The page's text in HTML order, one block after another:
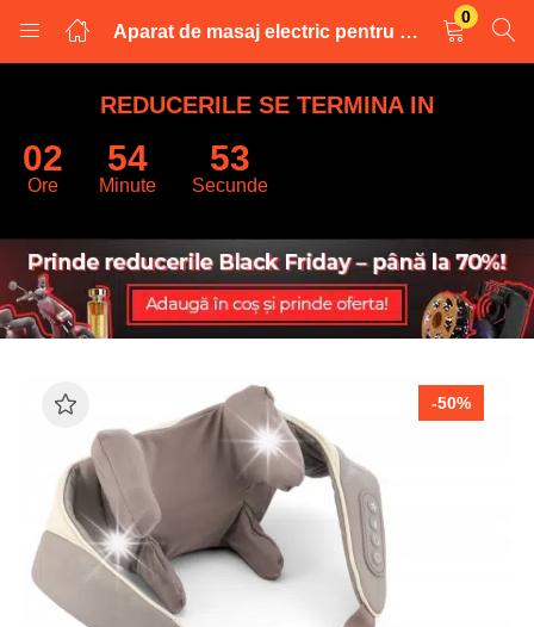
Aparat de masaj electric pentru gat si umeri, 2 moduri, 2 intensitati, culoare bej, 57x24cm
0
LOGARE
INREGISTRARE
Introduceti numele de utilizator și parola pentru a va autentifica.
Logare
Parola uitata?
REDUCERILE SE TERMINA IN
02
Ore
54
Minute
53
Secunde
-50%